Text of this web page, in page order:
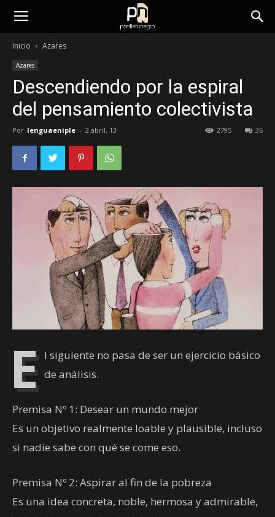
panfletonegro
Inicio Azares
Azares
Descendiendo por la espiral
del pensamiento colectivista
Por lenguaeniple - 2 abril, 13 36
2795
E l siguiente no pasa de ser un ejercicio básico
de análisis.
Premisa Nº 1: Desear un mundo mejor
Es un objetivo realmente loable y plausible, incluso
si nadie sabe con qué se come eso.
Premisa Nº 2: Aspirar al fin de la pobreza
Es una idea concreta, noble, hermosa y admirable,